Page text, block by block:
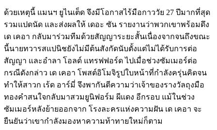
ด้วยเหตุนี้ แมนฯ ยูไนเต็ด จึงมีโอกาสไร้มือกาววัย 27 ปีมากที่สุด
รวมแปดนัด และส่งผลให้ เดอะ ซัน รายงานว่าพวกเขาพร้อมดึง
เด เคอา กลับมาร่วมทีมด้วยสัญญาระยะสั้นเนื่องจากจนถึงขณะ
นี้นายทวารสแปนิชยังไม่มีต้นสังกัดนับตั้งแต่ไม่ได้รับการต่อ
สัญญา และอำลา โอลด์ แทรฟฟอร์ด ไปเมื่อช่วงซัมเมอร์ต่อ
กรณีดังกล่าว เด เคอา โพสต์อิโมจิรูปใบหน้าที่กำลังครุ่นคิดจน
ทำให้สาวก เร้ด อาร์มี่ จึงพากันตีความว่าเจ้าของรางวัลถุงมือ
ทองคำสนใจกลับมาสวมยูนิฟอร์ม ผีแดง อีกรอบ แม้ในช่วง
ซัมเมอร์หลังย้ายออกจาก โรงละครแห่งความฝัน เด เคอา จะ
ยืนยันว่าเขากำลังมองหาความท้าทายใหม่ก็ตาม